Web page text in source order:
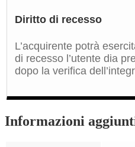
Diritto di recesso
L’acquirente potrà
di recesso l’utente dia
dopo la verifica
Informazioni